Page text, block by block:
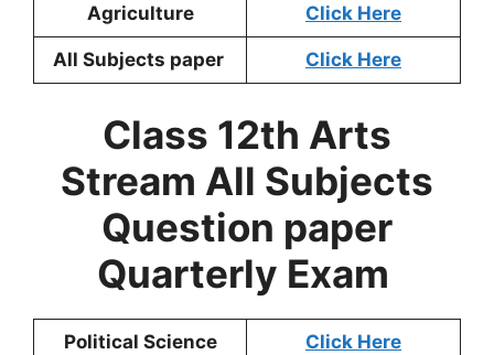
Agriculture Click Here
All Subjects paper Click Here
Class 12th Arts
Stream All Subjects
Question paper
Quarterly Exam
Political Science Click Here